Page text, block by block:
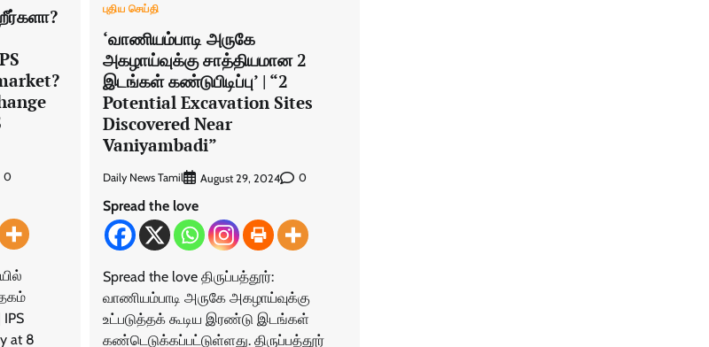
0
at 8
புதிய செய்தி
‘வாணியம்பாடி அருகே
அகழாய்வுக்கு சாத்தியமான 2
இடங்கள் கண்டுபிடிப்பு’ | “2
Potential Excavation Sites
Discovered Near
Vaniyambadi”
Daily News Tamil August 29, 2024 0
Spread the love
Spread the love திருப்பத்தூர்:
வாணியம்பாடி அருகே அகழாய்வுக்கு
உட்படுத்தக் கூடிய இரண்டு இடங்கள்
கண்டெடுக்கப்பட்டுள்ளது. திருப்பத்தூர்